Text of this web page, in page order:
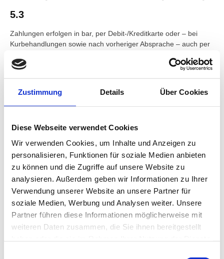
Zustimmung Details Über Cookies
Diese Webseite verwendet Cookies
Wir verwenden Cookies, um Inhalte und Anzeigen zu
personalisieren, Funktionen für soziale Medien anbieten
zu können und die Zugriffe auf unsere Website zu
analysieren. Außerdem geben wir Informationen zu Ihrer
Verwendung unserer Website an unsere Partner für
soziale Medien, Werbung und Analysen weiter. Unsere
Partner führen diese Informationen möglicherweise mit
weiteren Daten zusammen, die Sie ihnen bereitgestellt
5.3
Zahlungen erfolgen in bar, per Debit-/Kreditkarte oder – bei
Kurbehandlungen sowie nach vorheriger Absprache – auch per
5.4
Bei Produktkäufen oder Gutscheinen gilt dies entsprechend. In
6. Gutscheine
6.1
Unsere Gutscheine sind ab Kaufdatum 12 Monate gültig.
6.2
Nach Ablauf der Gültigkeit ist eine Einlösung nicht mehr möglich.
Eine Barauszahlung – auch von Restbeträgen – ist
(Hinweis: Nach § 195 BGB verjähren Zahlungsansprüche
grundsätzlich nach 3 Jahren. Die von uns festgelegte